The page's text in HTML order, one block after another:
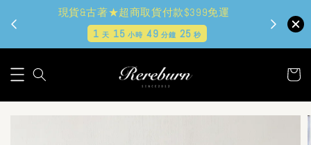
現貨&古著★超商取貨付款$399免運
1 天 15 小時 49 分鐘 24秒